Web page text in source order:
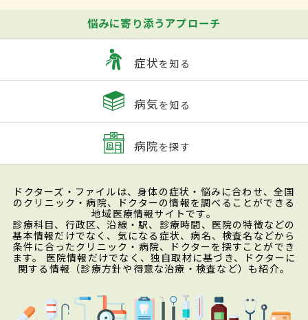
悩みに寄り添うアプローチ
症状を知る
病気を知る
病院を探す
ドクターズ・ファイルは、身体の症状・悩みに合わせ、全国
のクリニック・病院、ドクターの情報を調べることができる
地域医療情報サイトです。
診療科目、行政区、沿線・駅、診療時間、医院の特徴などの
基本情報だけでなく、気になる症状、病名、検査名などから
条件に合ったクリニック・病院、ドクターを探すことができ
ます。 医院情報だけでなく、独自取材に基づき、ドクターに
関する情報（診療方針や得意な治療・検査など）も紹介。